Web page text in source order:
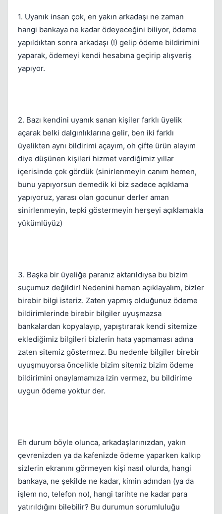
1. Uyanık insan çok, en yakın arkadaşı ne zaman
hangi bankaya ne kadar ödeyeceğini biliyor, ödeme
yapıldıktan sonra arkadaşı (!) gelip ödeme bildirimini
yaparak, ödemeyi kendi hesabına geçirip alışveriş
yapıyor.
2. Bazı kendini uyanık sanan kişiler farklı üyelik
açarak belki dalgınlıklarına gelir, ben iki farklı
üyelikten aynı bildirimi açayım, oh çifte ürün alayım
diye düşünen kişileri hizmet verdiğimiz yıllar
içerisinde çok gördük (sinirlenmeyin canım hemen,
bunu yapıyorsun demedik ki biz sadece açıklama
yapıyoruz, yarası olan gocunur derler aman
sinirlenmeyin, tepki göstermeyin herşeyi açıklamakla
yükümlüyüz)
3. Başka bir üyeliğe paranız aktarıldıysa bu bizim
suçumuz değildir! Nedenini hemen açıklayalım, bizler
birebir bilgi isteriz. Zaten yapmış olduğunuz ödeme
bildirimlerinde birebir bilgiler uyuşmazsa
bankalardan kopyalayıp, yapıştırarak kendi sitemize
eklediğimiz bilgileri bizlerin hata yapmaması adına
zaten sitemiz göstermez. Bu nedenle bilgiler birebir
uyuşmuyorsa öncelikle bizim sitemiz bizim ödeme
bildirimini onaylamamıza izin vermez, bu bildirime
uygun ödeme yoktur der.
Eh durum böyle olunca, arkadaşlarınızdan, yakın
çevrenizden ya da kafenizde ödeme yaparken kalkıp
sizlerin ekranını görmeyen kişi nasıl olurda, hangi
bankaya, ne şekilde ne kadar, kimin adından (ya da
işlem no, telefon no), hangi tarihte ne kadar para
yatırıldığını bilebilir? Bu durumun sorumluluğu